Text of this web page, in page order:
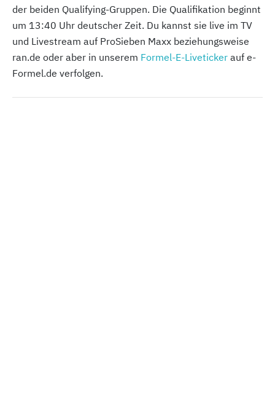
der beiden Qualifying-Gruppen. Die Qualifikation beginnt
um 13:40 Uhr deutscher Zeit. Du kannst sie live im TV
und Livestream auf ProSieben Maxx beziehungsweise
ran.de oder aber in unserem Formel-E-Liveticker auf e-
Formel.de verfolgen.